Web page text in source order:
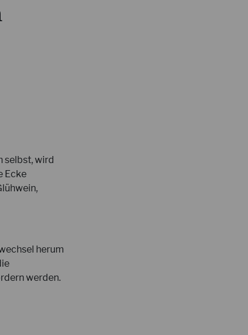
selbst, wird
Ecke
herum
werden.